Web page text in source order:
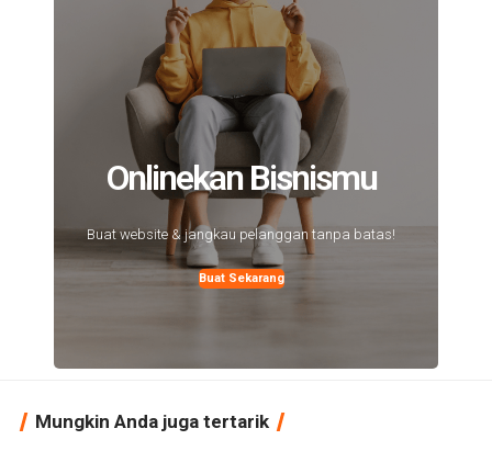
Onlinekan Bisnismu
Buat website & jangkau pelanggan tanpa batas!
Buat Sekarang
Mungkin Anda juga tertarik